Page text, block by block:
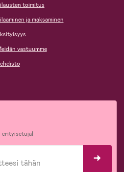
toimitus
ja maksaminen
vastuumme
erityisetuja!